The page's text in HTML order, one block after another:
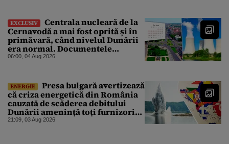
EXCLUSIV
Centrala nucleară de la
Cernavodă a mai fost oprită și în
primăvară, când nivelul Dunării
era normal. Documentele
descoperite de Gândul arată că
06:00, 04 Aug 2026
ENERGIE
Presa bulgară avertizează
că criza energetică din România
cauzată de scăderea debitului
Dunării amenință toți furnizorii
balcanici de electricitate
21:09, 03 Aug 2026